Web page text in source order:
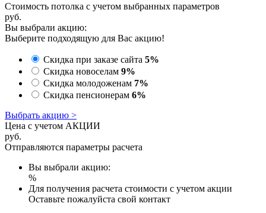
Стоимость потолка с учетом выбранных параметров
руб.
Вы выбрали акцию:
Выберите подходящую для Вас акцию!
Скидка при заказе сайта 5%
Скидка новоселам 9%
Скидка молодоженам 7%
Скидка пенсионерам 6%
Выбрать акцию >
Цена с учетом АКЦИИ
руб.
Отправляются параметры расчета
Вы выбрали акцию:
%
Для получения расчета стоимости с учетом акции
Оставьте пожалуйста свой контакт